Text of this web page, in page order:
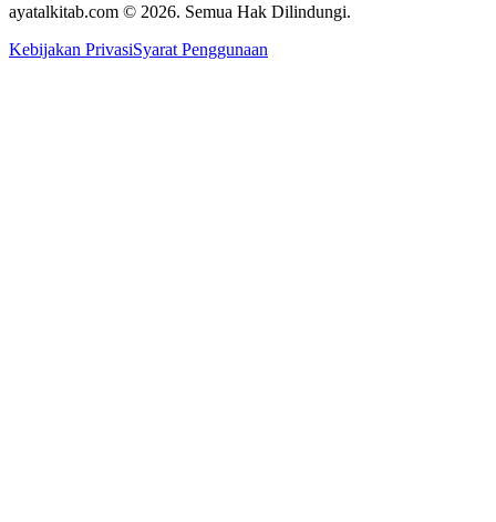
ayatalkitab.com © 2026. Semua Hak Dilindungi.
Kebijakan PrivasiSyarat Penggunaan